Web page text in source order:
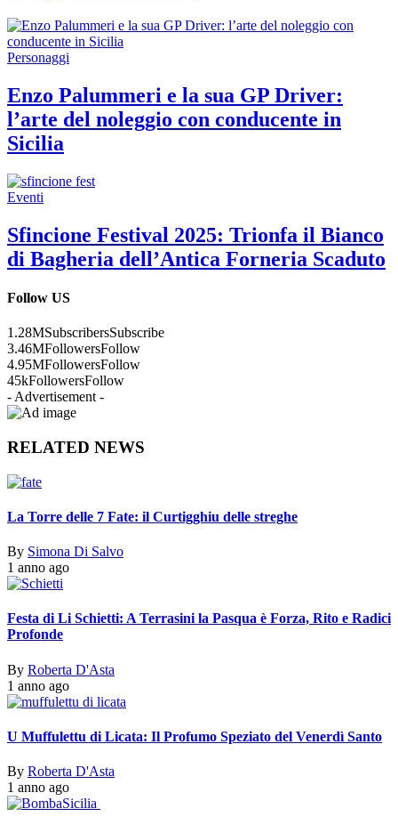
Personaggi
Enzo Palummeri e la sua GP Driver:
l’arte del noleggio con conducente in
Sicilia
Eventi
Sfincione Festival 2025: Trionfa il Bianco
di Bagheria dell’Antica Forneria Scaduto
Follow US
1.28MSubscribersSubscribe
3.46MFollowersFollow
4.95MFollowersFollow
45kFollowersFollow
- Advertisement -
RELATED NEWS
La Torre delle 7 Fate: il Curtigghiu delle streghe
By Simona Di Salvo
1 anno ago
Festa di Li Schietti: A Terrasini la Pasqua è Forza, Rito e Radici
Profonde
By Roberta D'Asta
1 anno ago
U Muffulettu di Licata: Il Profumo Speziato del Venerdì Santo
By Roberta D'Asta
1 anno ago